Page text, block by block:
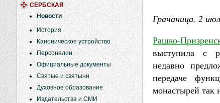
СЕРБСКАЯ
Новости
История
Каноническое устройство
Персоналии
Официальные документы
Святые и святыни
Духовное образование
Издательства и СМИ
Грачаница, 2
Рашко-
выступила с
недавно
передаче
монастырей так